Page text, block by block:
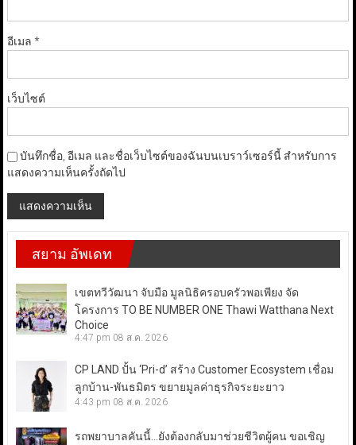
อีเมล *
เว็บไซต์
บันทึกชื่อ, อีเมล และชื่อเว็บไซต์ของฉันบนเบราว์เซอร์นี้ สำหรับการ
แสดงความเห็นครั้งถัดไป
สยาม อัพเดท
เขตทวีวัฒนา จับมือ มูลนิธิครอบครัวพอเพียง จัด
โครงการ TO BE NUMBER ONE Thawi Watthana Next
Choice
4:47 pm 08 ส.ค. 2026
CP LAND ปั้น ‘Pri-d’ สร้าง Customer Ecosystem เชื่อม
ลูกบ้าน-พันธมิตร ขยายมูลค่าธุรกิจระยะยาว
4:43 pm 08 ส.ค. 2026
รถพยาบาลคันนี้…ยังต้องกลับมาช่วยชีวิตผู้คน ขอเชิญ